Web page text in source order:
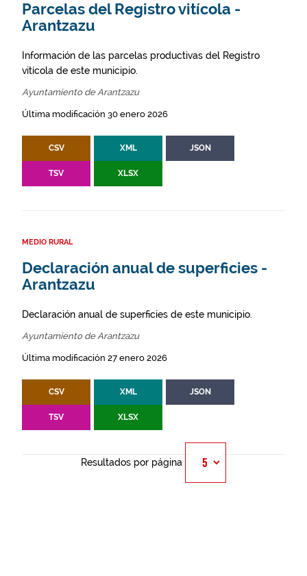
Parcelas del Registro vitícola -
Arantzazu
Información de las parcelas productivas del Registro
vitícola de este municipio.
Ayuntamiento de Arantzazu
Última modificación 30 enero 2026
CSV XML JSON
TSV XLSX
MEDIO RURAL
Declaración anual de superficies -
Arantzazu
Declaración anual de superficies de este municipio.
Ayuntamiento de Arantzazu
Última modificación 27 enero 2026
CSV XML JSON
TSV XLSX
Resultados por página